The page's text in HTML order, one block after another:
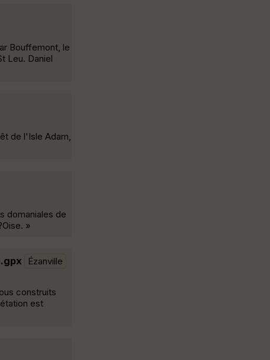
Bouffemont, le
Leu. Daniel
de l'Isle Adam,
domaniales de
»
Ézanville
construits
est